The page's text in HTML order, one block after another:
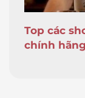
Top các
chính hãng